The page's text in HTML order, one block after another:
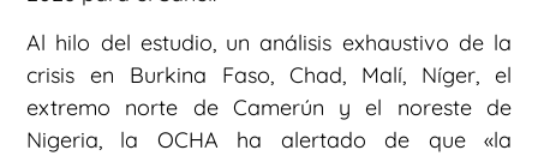
Al hilo del estudio, un análisis exhaustivo de la
crisis en Burkina Faso, Chad, Malí, Níger, el
extremo norte de Camerún y el noreste de
Nigeria, la OCHA ha alertado de que «la